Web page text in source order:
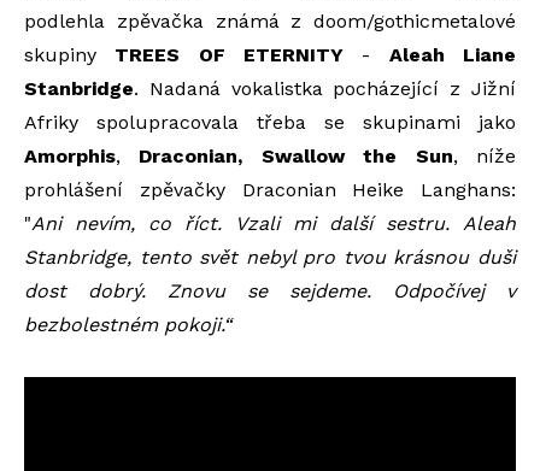
podlehla zpěvačka známá z doom/gothicmetalové
skupiny TREES OF ETERNITY - Aleah Liane
Stanbridge. Nadaná vokalistka pocházející z Jižní
Afriky spolupracovala třeba se skupinami jako
Amorphis, Draconian, Swallow the Sun, níže
prohlášení zpěvačky Draconian Heike Langhans:
"Ani nevím, co říct. Vzali mi další sestru. Aleah
Stanbridge, tento svět nebyl pro tvou krásnou duši
dost dobrý. Znovu se sejdeme. Odpočívej v
bezbolestném pokoji.“